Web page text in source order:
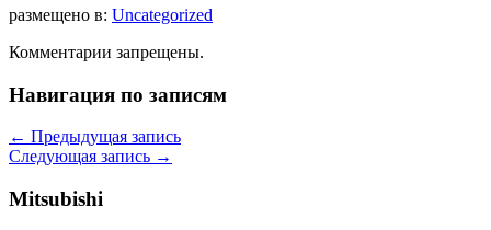
размещено в: Uncategorized
Комментарии запрещены.
Навигация по записям
← Предыдущая запись
Следующая запись →
Mitsubishi